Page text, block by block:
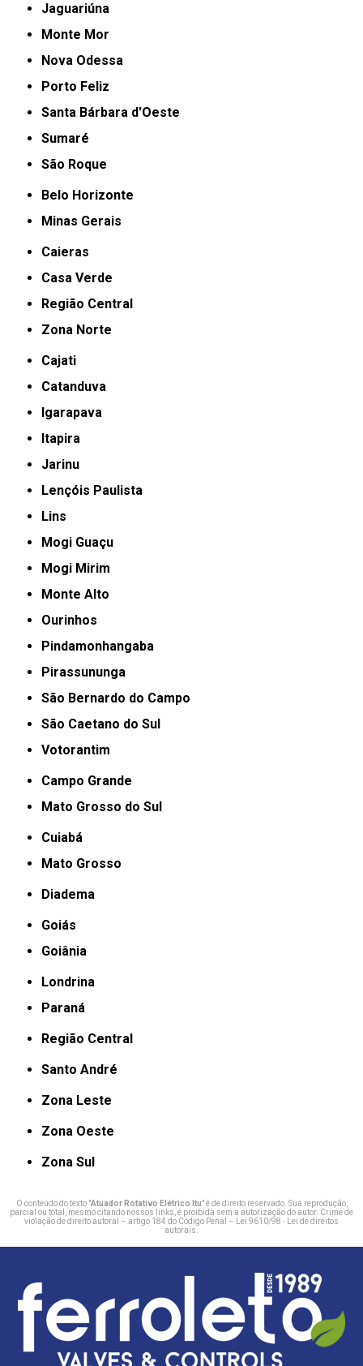
Jaguariúna
Monte Mor
Nova Odessa
Porto Feliz
Santa Bárbara d'Oeste
Sumaré
São Roque
Belo Horizonte
Minas Gerais
Caieras
Casa Verde
Região Central
Zona Norte
Cajati
Catanduva
Igarapava
Itapira
Jarinu
Lençóis Paulista
Lins
Mogi Guaçu
Mogi Mirim
Monte Alto
Ourinhos
Pindamonhangaba
Pirassununga
São Bernardo do Campo
São Caetano do Sul
Votorantim
Campo Grande
Mato Grosso do Sul
Cuiabá
Mato Grosso
Diadema
Goiás
Goiânia
Londrina
Paraná
Região Central
Santo André
Zona Leste
Zona Oeste
Zona Sul
O conteúdo do texto "Atuador Rotativo Elétrico Itu" é de direito reservado. Sua reprodução,
parcial ou total, mesmo citando nossos links, é proibida sem a autorização do autor. Crime de
violação de direito autoral – artigo 184 do Código Penal – Lei 9610/98 - Lei de direitos
autorais.